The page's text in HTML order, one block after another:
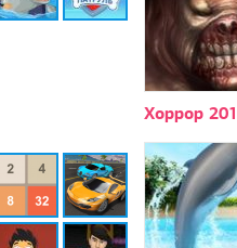
Хоррор